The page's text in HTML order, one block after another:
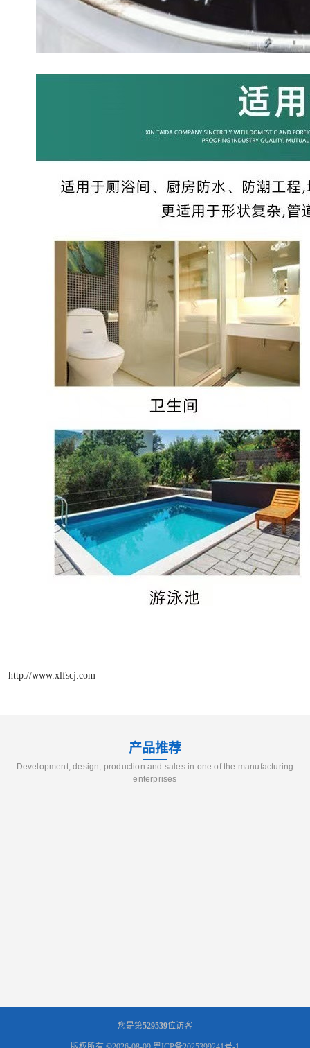
http://www.xlfscj.com
产品推荐
Development, design, production and sales in one of the manufacturing
enterprises
您是第529539位访客